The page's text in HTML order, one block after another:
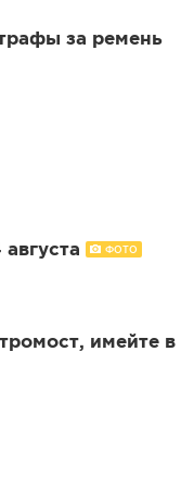
за ремень
ФОТО
имейте в